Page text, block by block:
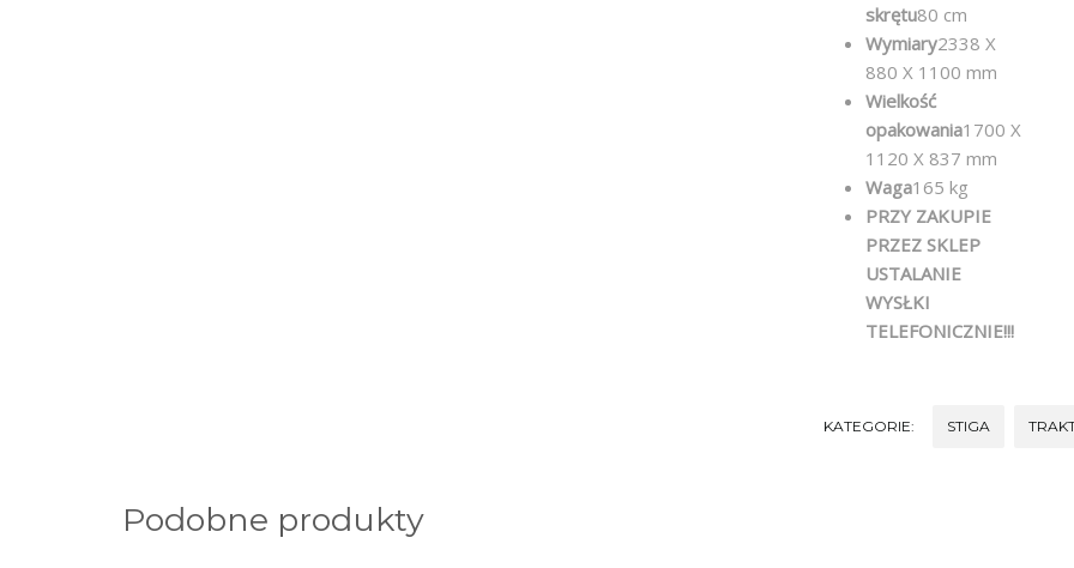
skrętu80 cm
Wymiary2338 X
880 X 1100 mm
Wielkość
opakowania1700 X
1120 X 837 mm
Waga165 kg
PRZY ZAKUPIE
PRZEZ SKLEP
USTALANIE
WYSŁKI
TELEFONICZNIE!!!
KATEGORIE: STIGA
Podobne produkty